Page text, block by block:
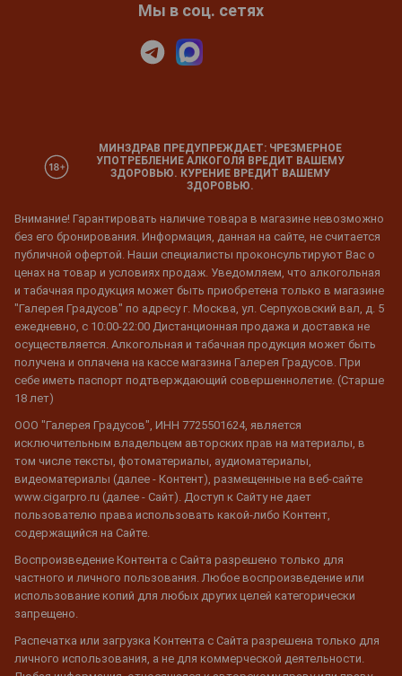
Мы в соц. сетях
МИНЗДРАВ ПРЕДУПРЕЖДАЕТ: ЧРЕЗМЕРНОЕ
УПОТРЕБЛЕНИЕ АЛКОГОЛЯ ВРЕДИТ ВАШЕМУ
ЗДОРОВЬЮ. КУРЕНИЕ ВРЕДИТ ВАШЕМУ
ЗДОРОВЬЮ.
Внимание! Гарантировать наличие товара в магазине невозможно
без его бронирования. Информация, данная на сайте, не считается
публичной офертой. Наши специалисты проконсультируют Вас о
ценах на товар и условиях продаж. Уведомляем, что алкогольная
и табачная продукция может быть приобретена только в магазине
"Галерея Градусов" по адресу г. Москва, ул. Серпуховский вал, д. 5
ежедневно, с 10:00-22:00 Дистанционная продажа и доставка не
осуществляется. Алкогольная и табачная продукция может быть
получена и оплачена на кассе магазина Галерея Градусов. При
себе иметь паспорт подтверждающий совершеннолетие. (Старше
18 лет)
ООО "Галерея Градусов", ИНН 7725501624, является
исключительным владельцем авторских прав на материалы, в
том числе тексты, фотоматериалы, аудиоматериалы,
видеоматериалы (далее - Контент), размещенные на веб-сайте
www.cigarpro.ru (далее - Сайт). Доступ к Сайту не дает
пользователю права использовать какой-либо Контент,
содержащийся на Сайте.
Воспроизведение Контента с Сайта разрешено только для
частного и личного пользования. Любое воспроизведение или
использование копий для любых других целей категорически
запрещено.
Распечатка или загрузка Контента с Сайта разрешена только для
личного использования, а не для коммерческой деятельности.